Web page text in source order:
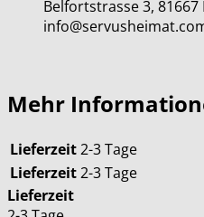
Belfortstrasse 3, 81667
Mehr
Lieferzeit2-3 Tage
Lieferzeit2-3 Tage
Lieferzeit